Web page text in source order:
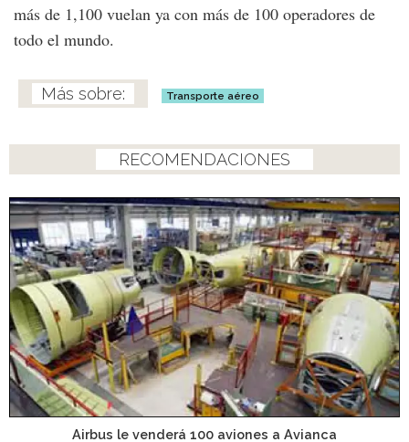
más de 1,100 vuelan ya con más de 100 operadores de
todo el mundo.
Transporte aéreo
RECOMENDACIONES
Airbus le venderá 100 aviones a Avianca